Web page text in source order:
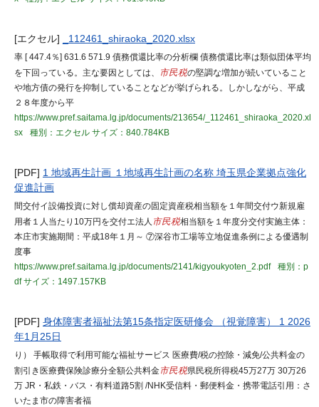
[エクセル] _112461_shiraoka_2020.xlsx
率 [ 447.4％] 631.6 571.9 債務償還比率の分析欄 債務償還比率は類似団体平均
を下回っている。主な要因としては、
市民税の堅調な増加が続いていること
や地方債の発行を抑制していることなどが挙げられる。しかしながら、平成
２８年度から平
https://www.pref.saitama.lg.jp/documents/213654/_112461_shiraoka_2020.xl
sx
種別：エクセル サイズ：840.784KB
[PDF] 1 地域再生計画 １地域再生計画の名称 埼玉県企業拠点強化
促進計画
間交付イ設備投資に対し償却資産の固定資産税相当額を１年間交付ウ新規雇
用者１人当たり10万円を交付エ法人 市民税相当額を１年度分交付実施主体：
本庄市実施期間：平成18年１月～ ⑦深谷市工場等立地促進条例による優遇制
度事
https://www.pref.saitama.lg.jp/documents/2141/kigyoukyoten_2.pdf
種別：p
dfサイズ：1497.157KB
[PDF] 身体障害者福祉法第15条指定医研修会 （視覚障害） 1 2026
年1月25日
り） 手帳取得で利用可能な福祉サービス 医療費/税の控除・減免/公共料金の
割引き医療費保険診療分全額公共料金市民税県民税所得税45万27万 30万26
万 JR・私鉄・バス・有料道路5割 /NHK受信料・郵便料金・携帯電話引用：さ
いたま市の障害者福